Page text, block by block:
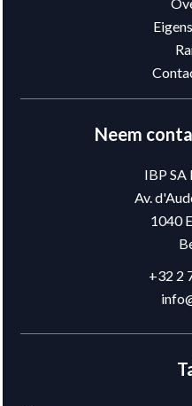
Neem
IBP SA
Av.
1040
+32 2